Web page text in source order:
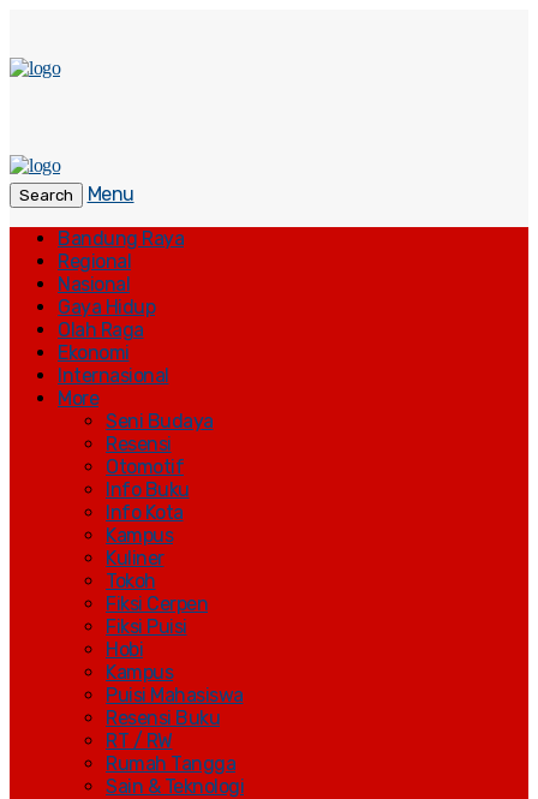
Search
Menu
Bandung Raya
Regional
Nasional
Gaya Hidup
Olah Raga
Ekonomi
Internasional
More
Seni Budaya
Resensi
Otomotif
Info Buku
Info Kota
Kampus
Kuliner
Tokoh
Fiksi Cerpen
Fiksi Puisi
Hobi
Kampus
Puisi Mahasiswa
Resensi Buku
RT / RW
Rumah Tangga
Sain & Teknologi